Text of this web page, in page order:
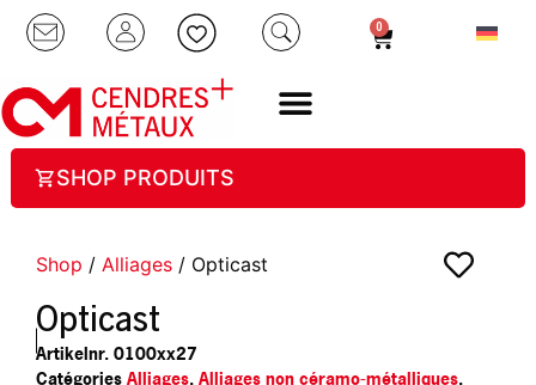
0
SHOP PRODUITS
Shop / Alliages / Opticast
Opticast
Artikelnr. 0100xx27
Catégories Alliages, Alliages non céramo-métalliques,